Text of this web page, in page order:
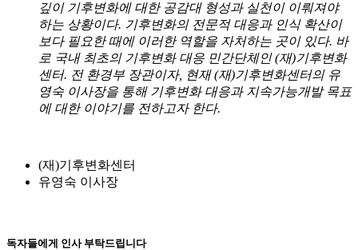
깊이 기후변화에 대한 공감대 형성과 실천이 이뤄져야
하는 상황이다. 기후변화의 전문적 대응과 인식 확산이
보다 필요한 때에 이러한 역할을 자처하는 곳이 있다. 바
로 국내 최초의 기후변화 대응 민간단체인 (재)기후변화
센터. 전 환경부 장관이자, 현재 (재)기후변화센터의 유
영숙 이사장을 통해 기후변화 대응과 지속가능개발 목표
에 대한 이야기를 전하고자 한다.
(재)기후변화센터
유영숙 이사장
독자들에게 인사 부탁드립니다